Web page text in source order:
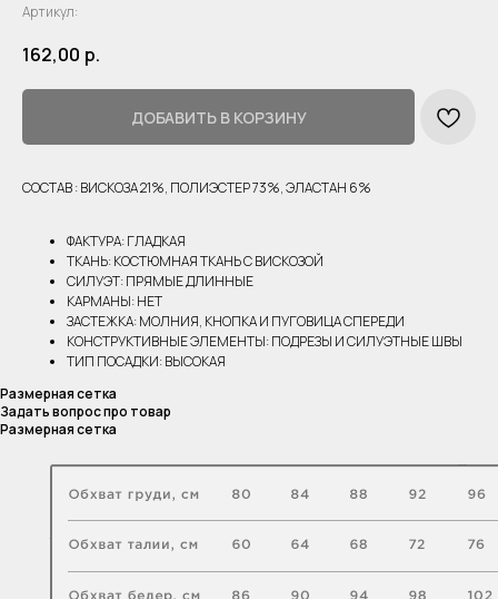
Артикул:
162,00 р.
ДОБАВИТЬ В КОРЗИНУ
СОСТАВ : ВИСКОЗА 21%, ПОЛИЭСТЕР 73%, ЭЛАСТАН 6%
ФАКТУРА: ГЛАДКАЯ
ТКАНЬ: КОСТЮМНАЯ ТКАНЬ С ВИСКОЗОЙ
СИЛУЭТ: ПРЯМЫЕ ДЛИННЫЕ
КАРМАНЫ: НЕТ
ЗАСТЕЖКА: МОЛНИЯ, КНОПКА И ПУГОВИЦА СПЕРЕДИ
КОНСТРУКТИВНЫЕ ЭЛЕМЕНТЫ: ПОДРЕЗЫ И СИЛУЭТНЫЕ ШВЫ
ТИП ПОСАДКИ: ВЫСОКАЯ
Размерная сетка
Задать вопрос про товар
Размерная сетка